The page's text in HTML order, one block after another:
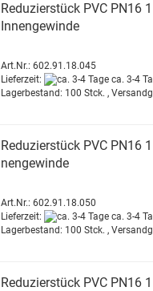
Re­du­zier­stück PVC PN16
In­nen­ge­win­de
Art.Nr.: 602.91.18.045
Lieferzeit:
ca. 3-4
Lagerbestand: 100 Stck. ,
Re­du­zier­stück PVC PN16
nen­ge­win­de
Art.Nr.: 602.91.18.050
Lieferzeit:
ca. 3-4
Lagerbestand: 100 Stck. ,
Re­du­zier­stück PVC PN16